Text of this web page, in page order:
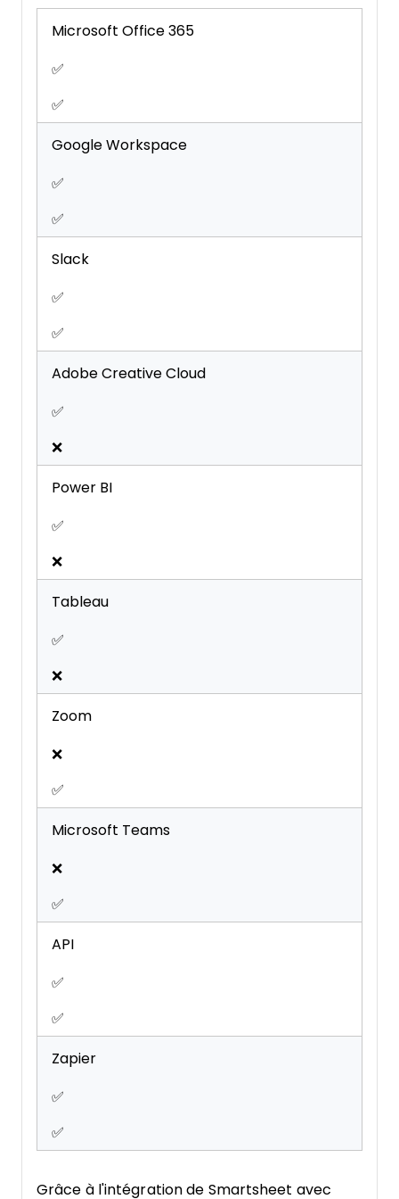
Resource Management
Task Scheduling/Tracking
Third-Party Plugins/Add-Ons
Time Management
Travel Management
Workflow Management
Microsoft Office 365
✅
✅
Google Workspace
✅
✅
Slack
✅
✅
Adobe Creative Cloud
✅
❌
Power BI
✅
❌
Tableau
✅
❌
Zoom
❌
✅
Microsoft Teams
❌
✅
API
✅
✅
Zapier
✅
✅
Grâce à l'intégration de Smartsheet avec